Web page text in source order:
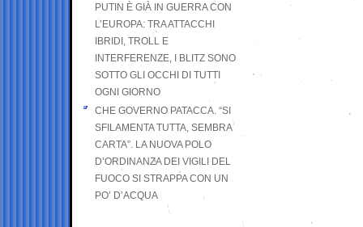
PUTIN È GIÀ IN GUERRA CON
L’EUROPA: TRA ATTACCHI
IBRIDI, TROLL E
INTERFERENZE, I BLITZ SONO
SOTTO GLI OCCHI DI TUTTI
OGNI GIORNO
CHE GOVERNO PATACCA. “SI
SFILAMENTA TUTTA, SEMBRA
CARTA”. LA NUOVA POLO
D’ORDINANZA DEI VIGILI DEL
FUOCO SI STRAPPA CON UN
PO’ D’ACQUA